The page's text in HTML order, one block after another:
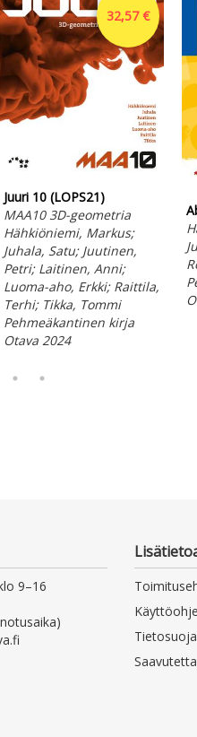
32,57 €
Juuri 10 (LOPS21)
MAA10 3D-geometria
Hähkiöniemi, Markus;
Juhala, Satu; Juutinen,
Petri; Laitinen, Anni;
Luoma-aho, Erkki; Raittila,
Terhi; Tikka, Tommi
Pehmeäkantinen kirja
Otava 2024
9–16